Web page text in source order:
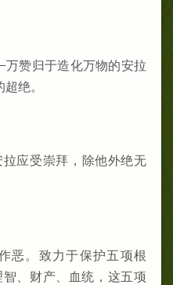
赞归于造化万物的安拉
绝。
应受崇拜，除他外绝无
恶。致力于保护五项根
、财产、血统，这五项